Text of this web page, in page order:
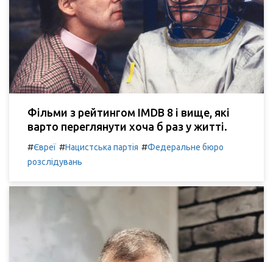
Фільми з рейтингом IMDB 8 і вище, які
варто переглянути хоча б раз у житті.
#Євреї #Нацистська партія #Федеральне бюро
розслідувань